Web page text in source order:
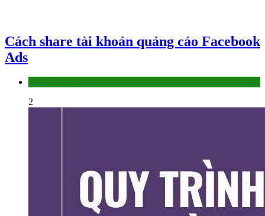
Cách share tài khoản quảng cáo Facebook
Ads
2